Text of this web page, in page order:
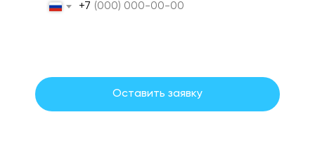
+7
Оставить заявку